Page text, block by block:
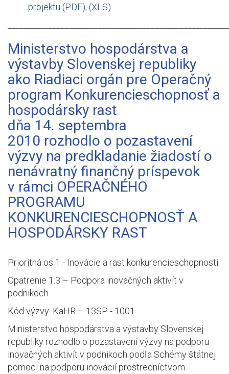
projektu (PDF), (XLS)
Ministerstvo hospodárstva a
výstavby Slovenskej republiky
ako Riadiaci orgán pre Operačný
program Konkurencieschopnosť a
hospodársky rast
dňa 14. septembra
2010 rozhodlo o pozastavení
výzvy na predkladanie žiadostí o
nenávratný finančný príspevok
v rámci OPERAČNÉHO
PROGRAMU
KONKURENCIESCHOPNOSŤ A
HOSPODÁRSKY RAST
Prioritná os 1 - Inovácie a rast konkurencieschopnosti
Opatrenie 1.3 – Podpora inovačných aktivít v
podnikoch
Kód výzvy: KaHR – 13SP - 1001
Ministerstvo hospodárstva a výstavby Slovenskej
republiky rozhodlo o pozastavení výzvy na podporu
inovačných aktivít v podnikoch podľa Schémy štátnej
pomoci na podporu inovácií prostredníctvom